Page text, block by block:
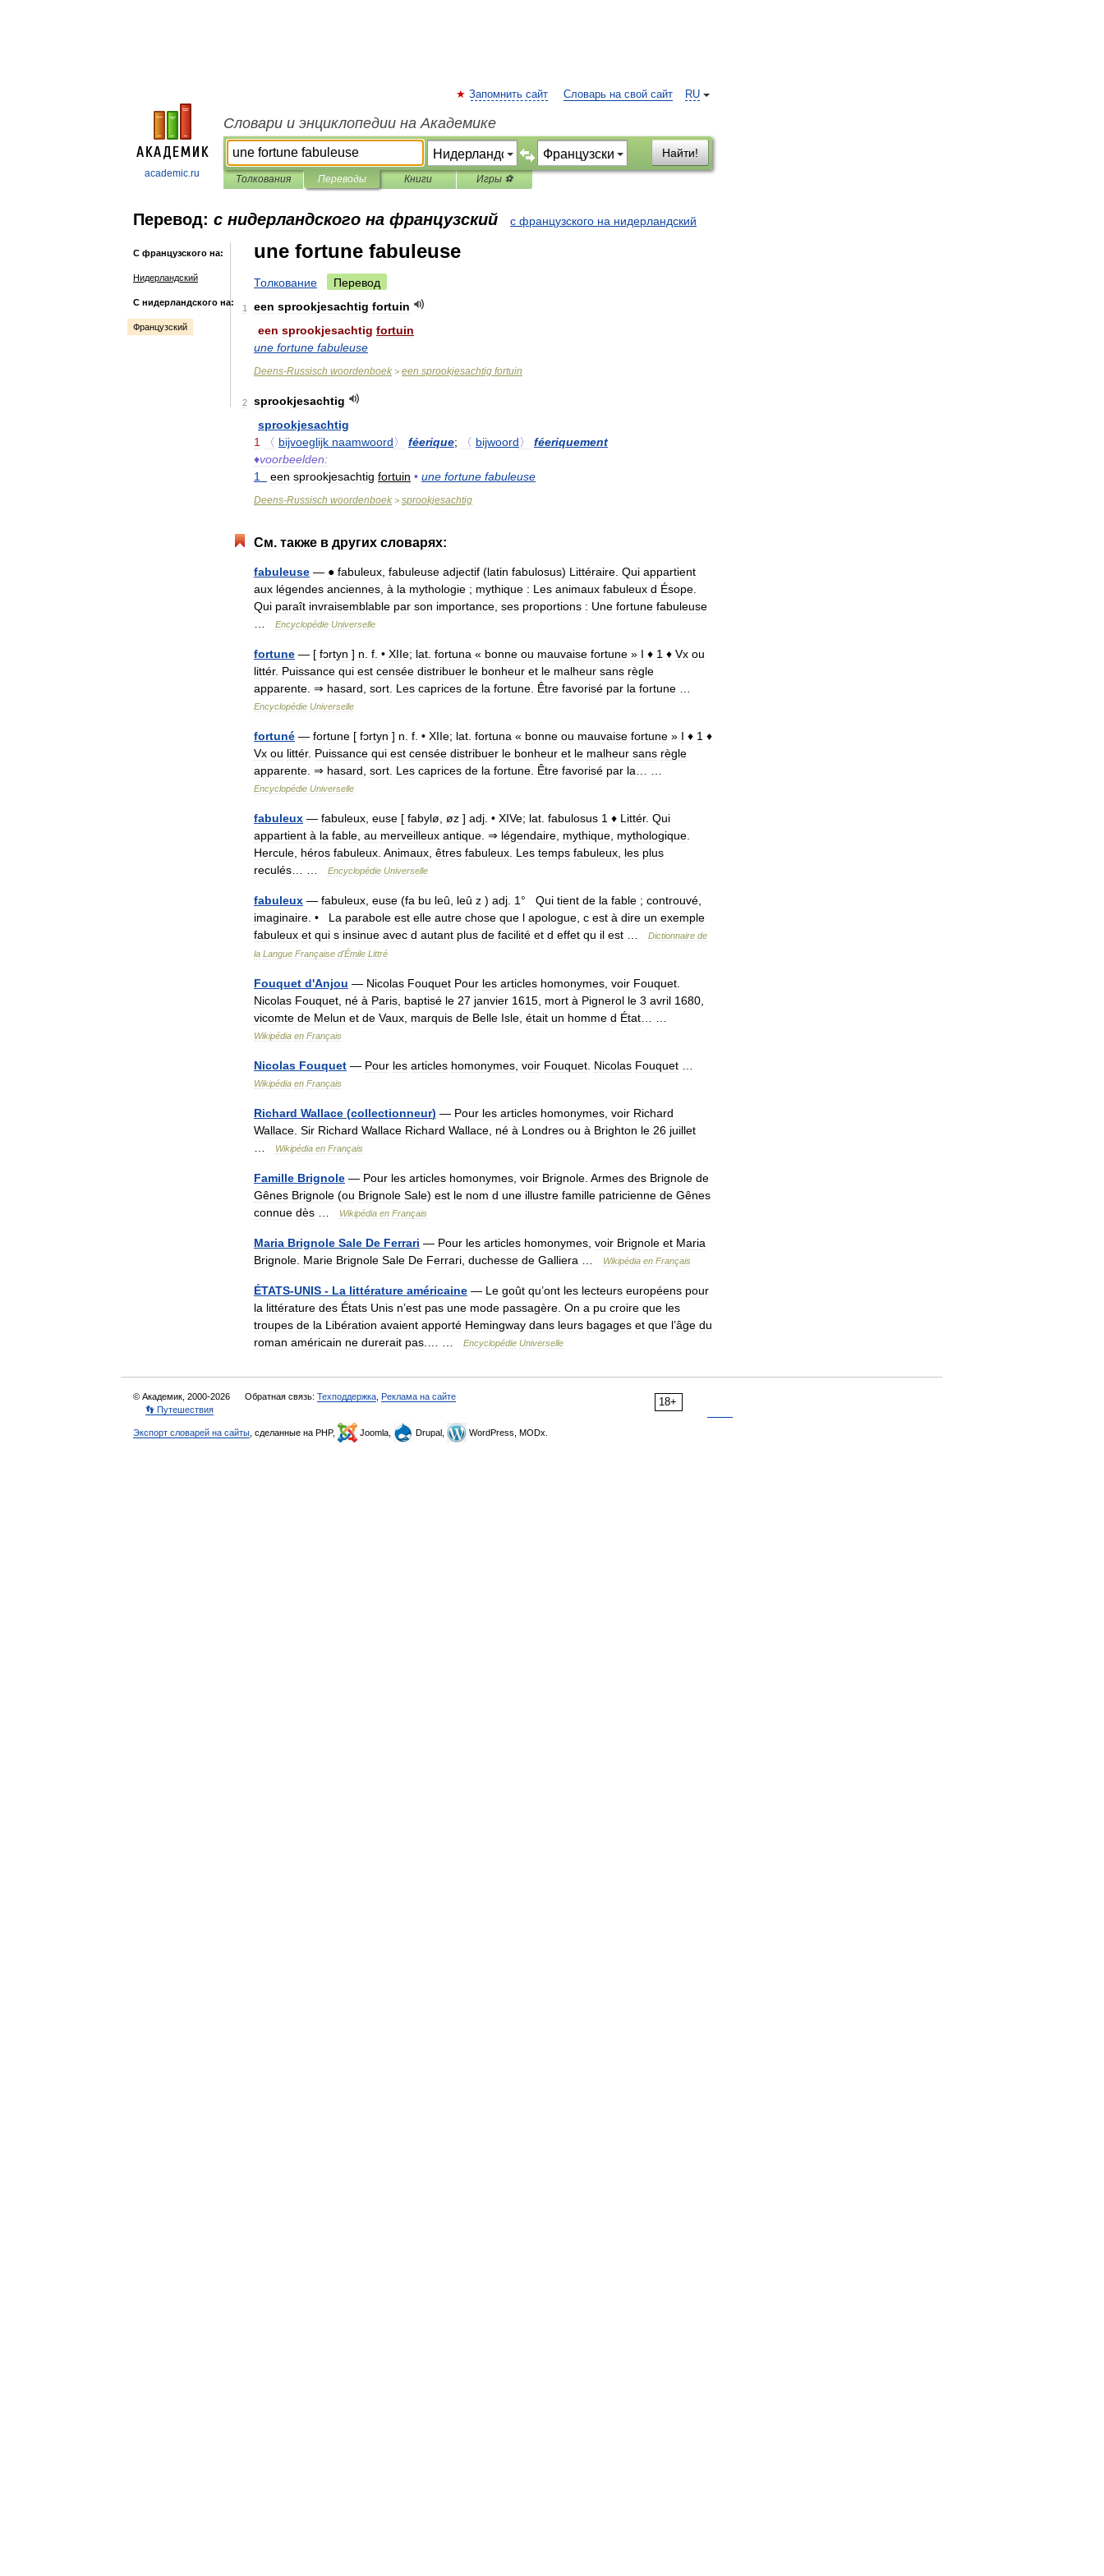
academic.ru
RU
Запомнить сайт Словарь на свой сайт
Словари и энциклопедии на Академике
Найти!
Толкования Переводы Книги Игры ⚽
Перевод: с нидерландского на французский с французского на нидерландский
С французского на:
Нидерландский
С нидерландского на:
Французский
une fortune fabuleuse
Толкование Перевод
1 een sprookjesachtig fortuin
een sprookjesachtig fortuin
une fortune fabuleuse
Deens-Russisch woordenboek > een sprookjesachtig fortuin
2
sprookjesachtig
sprookjesachtig
1
〈 bijvoeglijk naamwoord〉 féerique; 〈 bijwoord〉
féeriquement
♦voorbeelden:
1
een sprookjesachtig fortuin • une fortune fabuleuse
Deens-Russisch woordenboek > sprookjesachtig
См. также в других словарях:
fabuleuse — ● fabuleux fabuleuse adjectif (latin fabulosus) Littéraire Qui appartient
aux légendes anciennes à la mythologie ; mythique : Les animaux fabuleux d Ésope
Qui paraît invraisemblable par son importance ses proportions : Une fortune fabuleuse
Encyclopédie Universelle
fortune — [ fɔrtyn ] n f . • XIIe; lat fortuna « bonne ou mauvaise fortune » I ♦ 1 ♦ Vx ou
littér. Puissance qui est censée distribuer le bonheur et le malheur sans règle
apparente . ⇒ hasard sort Les caprices de la fortune Être favorisé par la fortune
Encyclopédie Universelle
fortuné — fortune [ fɔrtyn ] n f . • XIIe; lat fortuna « bonne ou mauvaise fortune » I ♦ 1 ♦
Vx ou littér. Puissance qui est censée distribuer le bonheur et le malheur sans règle
apparente . ⇒ hasard sort Les caprices de la fortune Être favorisé par la
Encyclopédie Universelle
fabuleux — fabuleux euse [ fabylø øz ] adj . • XIVe; lat fabulosus 1 ♦ Littér. Qui
appartient à la fable au merveilleux antique . ⇒ légendaire mythique mythologique
Hercule héros fabuleux Animaux êtres fabuleux Les temps fabuleux les plus
reculés
Encyclopédie Universelle
fabuleux — fabuleux euse (fa bu leû leû z ) adj 1 ° Qui tient de la fable ; controuvé
imaginaire . • La parabole est elle autre chose que l apologue c est à dire un exemple
fabuleux et qui s insinue avec d autant plus de facilité et d effet qu il est Dictionnaire de
la Langue Française d'Émile Littré
Fouquet d'Anjou — Nicolas Fouquet Pour les articles homonymes voir Fouquet
Nicolas Fouquet né à Paris baptisé le 27 janvier 1615 mort à Pignerol le 3 avril 1680
vicomte de Melun et de Vaux marquis de Belle Isle était un homme d État
Wikipédia en Français
Nicolas Fouquet — Pour les articles homonymes voir Fouquet Nicolas Fouquet
Wikipédia en Français
Richard Wallace (collectionneur) — Pour les articles homonymes voir Richard
Wallace Sir Richard Wallace Richard Wallace né à Londres ou à Brighton le 26 juillet
Wikipédia en Français
Famille Brignole — Pour les articles homonymes voir Brignole Armes des Brignole de
Gênes Brignole (ou Brignole Sale) est le nom d une illustre famille patricienne de Gênes
connue dès Wikipédia en Français
Maria Brignole Sale De Ferrari — Pour les articles homonymes voir Brignole et Maria
Brignole Marie Brignole Sale De Ferrari duchesse de Galliera Wikipédia en Français
ÉTATS-UNIS - La littérature américaine — Le goût qu’ont les lecteurs européens pour
la littérature des États Unis n’est pas une mode passagère On a pu croire que les
troupes de la Libération avaient apporté Hemingway dans leurs bagages et que l’âge du
roman américain ne durerait pas Encyclopédie Universelle
18+
© Академик, 2000-2026 Обратная связь: Техподдержка Реклама на сайте
👣 Путешествия
Экспорт словарей на сайты , сделанные на PHP, Joomla, Drupal, WordPress, MODx.